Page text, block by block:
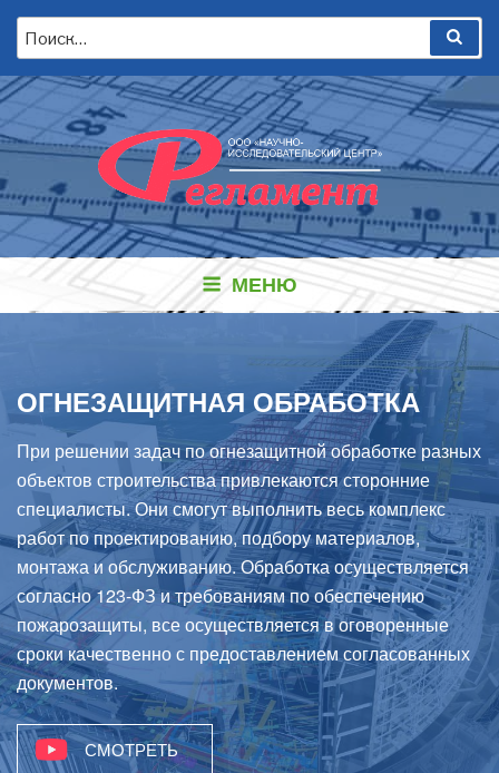
Перейти
содержимому
Искать:
МЕНЮ
ОГНЕЗАЩИТНАЯ ОБРАБОТКА
При решении задач по огнезащитной обработке разных
объектов строительства привлекаются сторонние
специалисты. Они смогут выполнить весь комплекс
работ по проектированию, подбору материалов,
монтажа и обслуживанию. Обработка осуществляется
согласно 123-ФЗ и требованиям по обеспечению
пожарозащиты, все осуществляется в оговоренные
сроки качественно с предоставлением согласованных
документов.
СМОТРЕТЬ